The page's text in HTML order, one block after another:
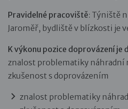
Pravidelné pracoviště: Týniště
Jaroměř, bydliště v blízkosti je
K výkonu pozice doprovázení je
znalost problematiky náhradní
zkušenost s doprovázením
znalost problematiky